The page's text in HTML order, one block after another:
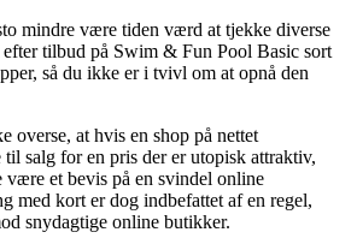
mindre være tiden værd at tjekke diverse
tilbud på Swim & Fun Pool Basic sort
så du ikke er i tvivl om at opnå den
overse, at hvis en shop på nettet
til salg for en pris der er utopisk attraktiv,
være et bevis på en svindel online
med kort er dog indbefattet af en regel,
snydagtige online butikker.